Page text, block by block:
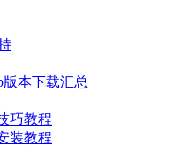
版本下载汇总
巧教程
装教程